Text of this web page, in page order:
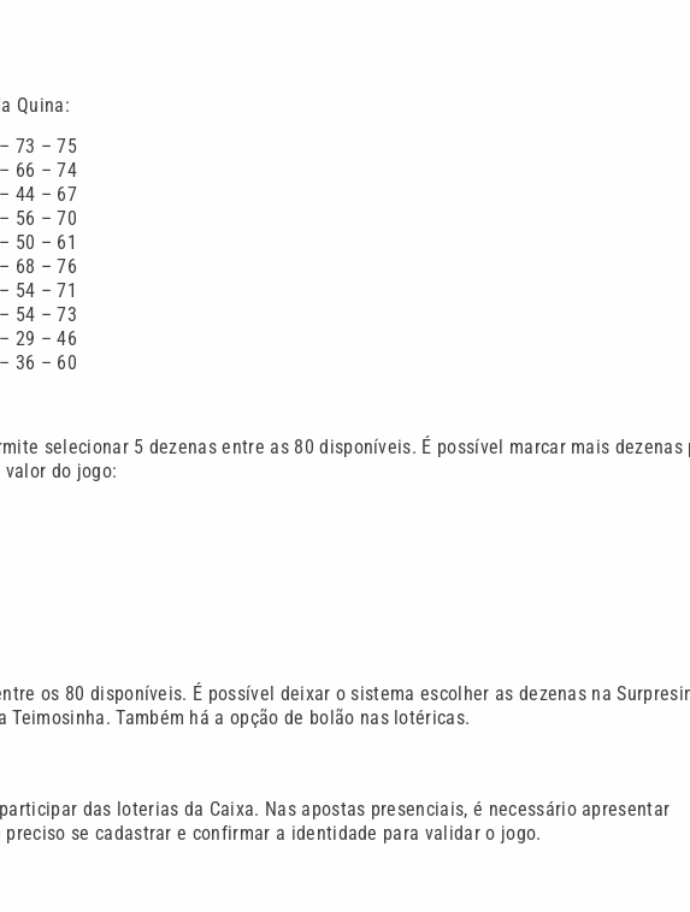
Quina:
73 – 75
66 – 74
44 – 67
56 – 70
50 – 61
68 – 76
54 – 71
54 – 73
29 – 46
36 – 60
selecionar 5 dezenas entre as 80 disponíveis. É possível marcar mais dezenas
do jogo:
os 80 disponíveis. É possível deixar o sistema escolher as dezenas na
Também há a opção de bolão nas lotéricas.
das loterias da Caixa. Nas apostas presenciais, é necessário apresentar
se cadastrar e confirmar a identidade para validar o jogo.